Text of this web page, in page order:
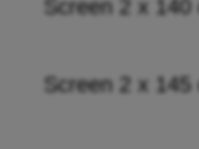
Screen 2 x
Screen 2 x